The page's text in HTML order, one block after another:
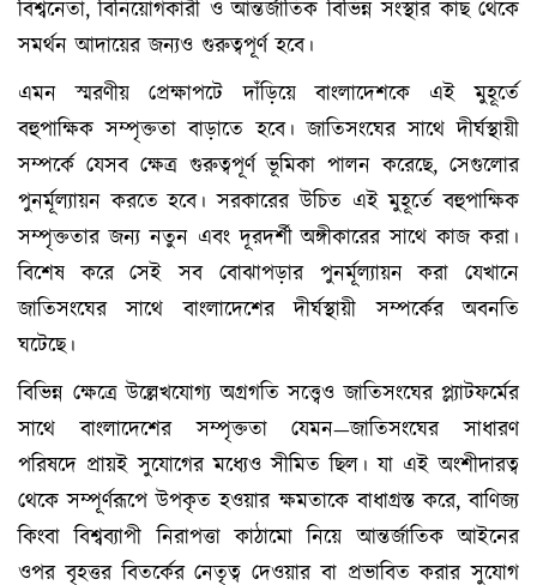
বিশ্বনেতা, বিনিয়োগকারী ও আন্তর্জাতিক বিভিন্ন সংস্থার কাছ থেকে
সমর্থন আদায়ের জন্যও গুরুত্বপূর্ণ হবে।
এমন স্মরণীয় প্রেক্ষাপটে দাঁড়িয়ে বাংলাদেশকে এই মুহূর্তে
বহুপাক্ষিক সম্পৃক্ততা বাড়াতে হবে। জাতিসংঘের সাথে দীর্ঘস্থায়ী
সম্পর্কে যেসব ক্ষেত্র গুরুত্বপূর্ণ ভূমিকা পালন করেছে, সেগুলোর
পুনর্মূল্যায়ন করতে হবে। সরকারের উচিত এই মুহূর্তে বহুপাক্ষিক
সম্পৃক্ততার জন্য নতুন এবং দূরদর্শী অঙ্গীকারের সাথে কাজ করা।
বিশেষ করে সেই সব বোঝাপড়ার পুনর্মূল্যায়ন করা যেখানে
জাতিসংঘের সাথে বাংলাদেশের দীর্ঘস্থায়ী সম্পর্কের অবনতি
ঘটেছে।
বিভিন্ন ক্ষেত্রে উল্লেখযোগ্য অগ্রগতি সত্ত্বেও জাতিসংঘের প্ল্যাটফর্মের
সাথে বাংলাদেশের সম্পৃক্ততা যেমন—জাতিসংঘের সাধারণ
পরিষদে প্রায়ই সুযোগের মধ্যেও সীমিত ছিল। যা এই অংশীদারত্ব
থেকে সম্পূর্ণরূপে উপকৃত হওয়ার ক্ষমতাকে বাধাগ্রস্ত করে, বাণিজ্য
কিংবা বিশ্বব্যাপী নিরাপত্তা কাঠামো নিয়ে আন্তর্জাতিক আইনের
ওপর বৃহত্তর বিতর্কের নেতৃত্ব দেওয়ার বা প্রভাবিত করার সুযোগ